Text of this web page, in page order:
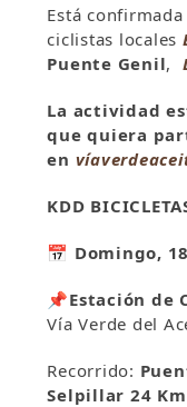
Está
ciclistas locales
Puente Genil,
La actividad
que quiera
en
KDD
📅 Domingo,
📌Estación de
Vía Verde del
Recorrido:
Selpillar 24 Km